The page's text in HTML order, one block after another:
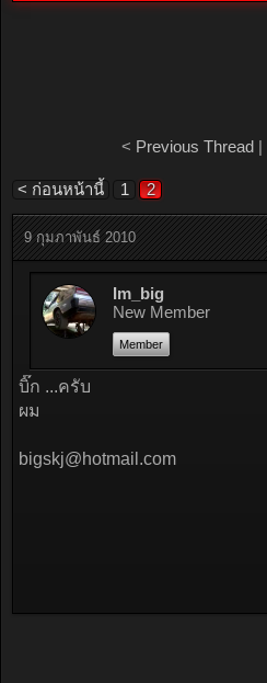
< Previous Thread|
< ก่อนหน้านี้ 1 2
9 กุมภาพันธ์ 2010
Im_big
New Member
Member
บิ๊ก ...ครับ
ผม
bigskj@hotmail.com